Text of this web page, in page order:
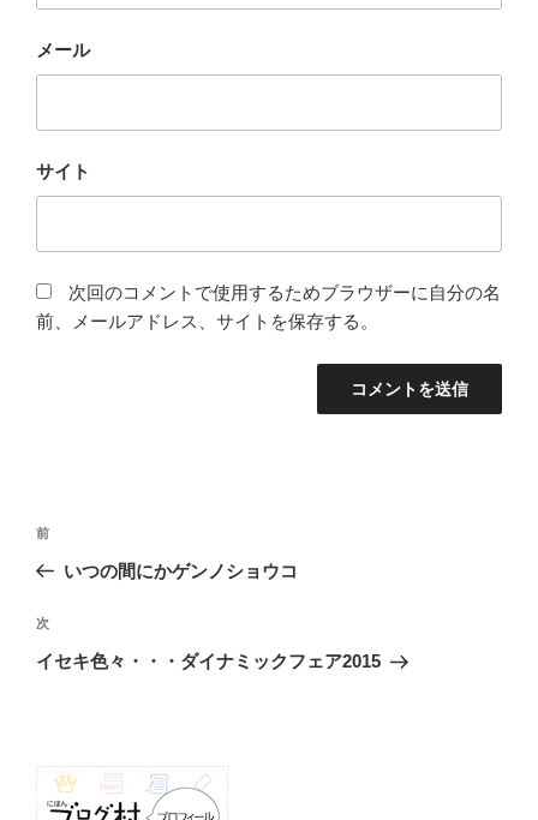
メール
サイト
次回のコメントで使用するためブラウザーに自分の名
前、メールアドレス、サイトを保存する。
投
ビ
ゲ
ン
前
の
稿
前
いつの間にかゲンノショウコ
次
の
次
イセキ色々・・・ダイナミックフェア2015